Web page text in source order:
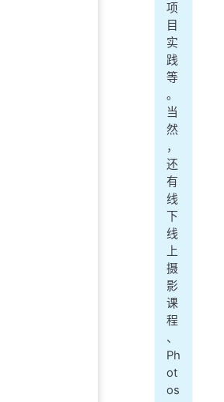
项
目
实
践
等
。
当
然
，
还
有
线
下
线
上
摄
影
课
程
、
Ph
ot
os